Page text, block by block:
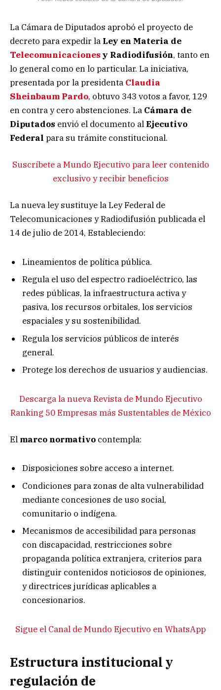
La Cámara de Diputados aprobó el proyecto de
decreto para expedir la Ley en Materia de
Telecomunicaciones y Radiodifusión, tanto en
lo general como en lo particular. La iniciativa,
presentada por la presidenta Claudia
Sheinbaum Pardo, obtuvo 343 votos a favor, 129
en contra y cero abstenciones. La Cámara de
Diputados envió el documento alEjecutivo
Federal para su trámite constitucional.
Suscríbete a Mundo Ejecutivo para leer contenido
exclusivo y recibir beneficios
La nueva ley sustituye la Ley Federal de
Telecomunicaciones y Radiodifusión publicada el
14 de julio de 2014, Estableciendo:
Lineamientos de política pública.
Regula el uso del espectro radioeléctrico, las
redes públicas, la infraestructura activa y
pasiva, los recursos orbitales, los servicios
espaciales y su sostenibilidad.
Regula los servicios públicos de interés
general.
Protege los derechos de usuarios y audiencias.
Descarga la nueva Revista de Mundo Ejecutivo
Ranking 50 Empresas más Sustentables de México
El marco normativo contempla:
Disposiciones sobre acceso a internet.
Condiciones para zonas de alta vulnerabilidad
mediante concesiones de uso social,
comunitario o indígena.
Mecanismos de accesibilidad para personas
con discapacidad, restricciones sobre
propaganda política extranjera, criterios para
distinguir contenidos noticiosos de opiniones,
y directrices jurídicas aplicables a
concesionarios.
Sigue el Canal de Mundo Ejecutivo en WhatsApp
Estructura institucional y
regulación de